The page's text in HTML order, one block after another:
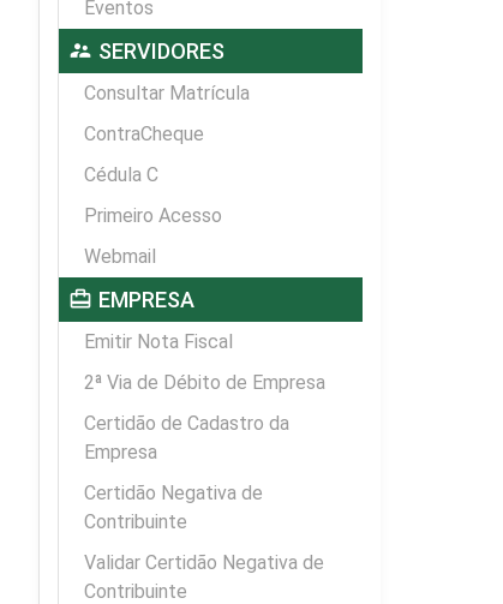
Eventos
supervisor_account SERVIDORES
Consultar Matrícula
ContraCheque
Cédula C
Primeiro Acesso
Webmail
card_travel EMPRESA
Emitir Nota Fiscal
2ª Via de Débito de Empresa
Certidão de Cadastro da
Empresa
Certidão Negativa de
Contribuinte
Validar Certidão Negativa de
Contribuinte